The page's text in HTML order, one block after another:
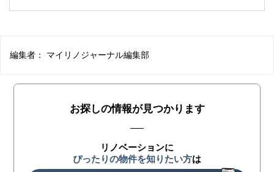
編集者： マイリノジャーナル編集部
お探しの情報が見つかります
リノベーションに
ぴったりの物件を知りたい方は